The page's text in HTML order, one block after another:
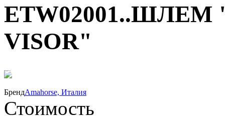
ETW02001..ШЛЕМ
VISOR"
40%
БрендAmahorse, Италия
Стоимость